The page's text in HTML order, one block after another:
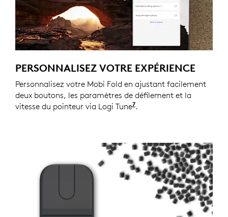
PERSONNALISEZ VOTRE EXPÉRIENCE
Personnalisez votre Mobi Fold en ajustant facilement
deux boutons, les paramètres de défilement et la
vitesse du pointeur via Logi Tune7Disponible sur
.